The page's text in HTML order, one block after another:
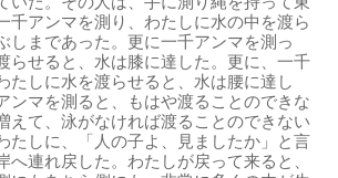
千アンマを測り、わたしに水の中を渡ら
しまであった。更に一千アンマを測っ
らせると、水は膝に達した。更に、一千
たしに水を渡らせると、水は腰に達し
ンマを測ると、もはや渡ることのできな
えて、泳がなければ渡ることのできない
たしに、「人の子よ、見ましたか」と言
へ連れ戻した。わたしが戻って来ると、